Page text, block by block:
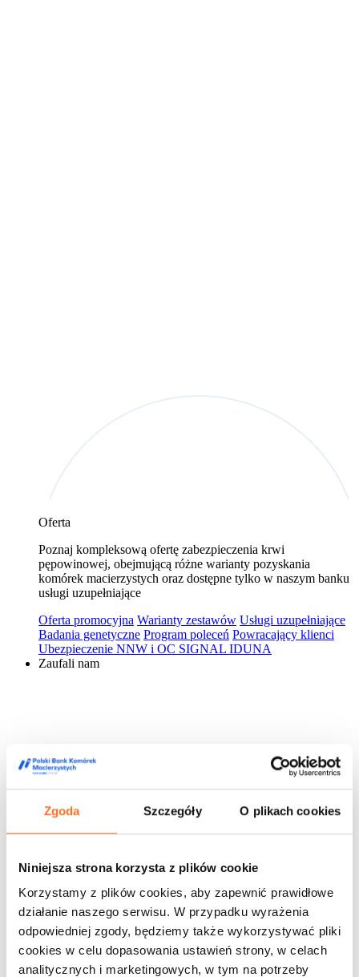
Zgoda Szczegóły O plikach cookies
Niniejsza strona korzysta z plików cookie
Korzystamy z plików cookies, aby zapewnić prawidłowe
działanie naszego serwisu. W przypadku wyrażenia
odpowiedniej zgody, będziemy także wykorzystywać pliki
cookies w celu dopasowania ustawień strony, w celach
analitycznych i marketingowych, w tym na potrzeby
Oferta
Poznaj kompleksową ofertę zabezpieczenia krwi
pępowinowej, obejmującą różne warianty pozyskania
komórek macierzystych oraz dostępne tylko w naszym banku
usługi uzupełniające
Oferta promocyjna Warianty zestawów Usługi uzupełniające
Badania genetyczne Program poleceń Powracający klienci
Ubezpieczenie NNW i OC SIGNAL IDUNA
Zaufali nam